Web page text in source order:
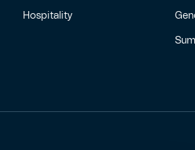
Hospitality